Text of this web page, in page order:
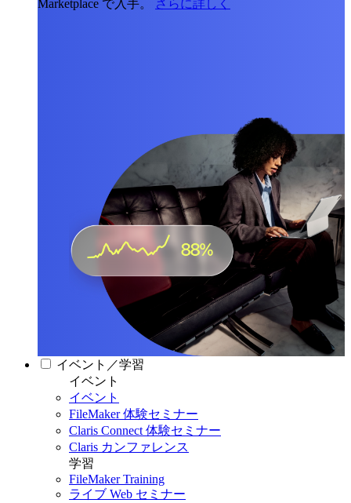
Marketplace で入手。
さらに詳しく
イベント／学習
イベント
イベント
FileMaker 体験セミナー
Claris Connect 体験セミナー
Claris カンファレンス
学習
FileMaker Training
ライブ Web セミナー